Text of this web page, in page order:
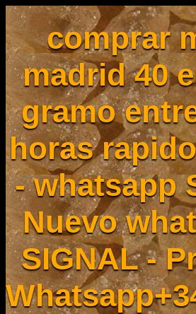
comprar
madrid 40
gramo
horas
- whatsapp
Nuevo
SIGNAL -